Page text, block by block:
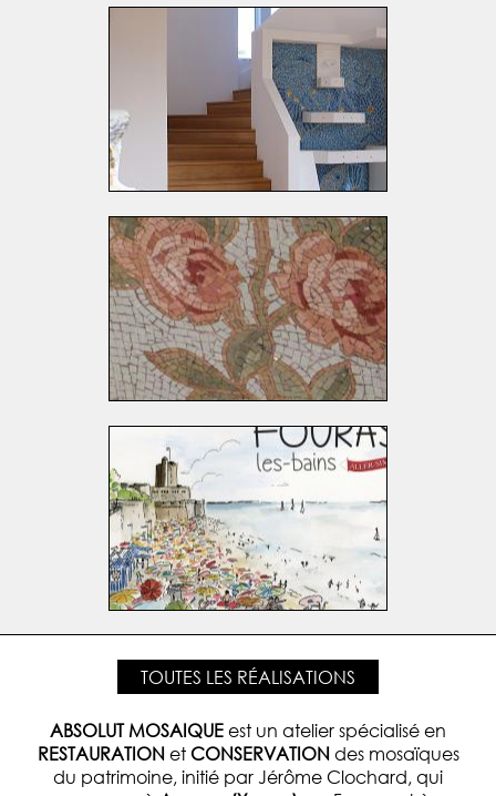
TOUTES LES RÉALISATIONS
ABSOLUT MOSAIQUEest un atelier spécialisé en
RESTAURATIONetCONSERVATIONdes mosaïques
du patrimoine, initié par Jérôme Clochard, qui